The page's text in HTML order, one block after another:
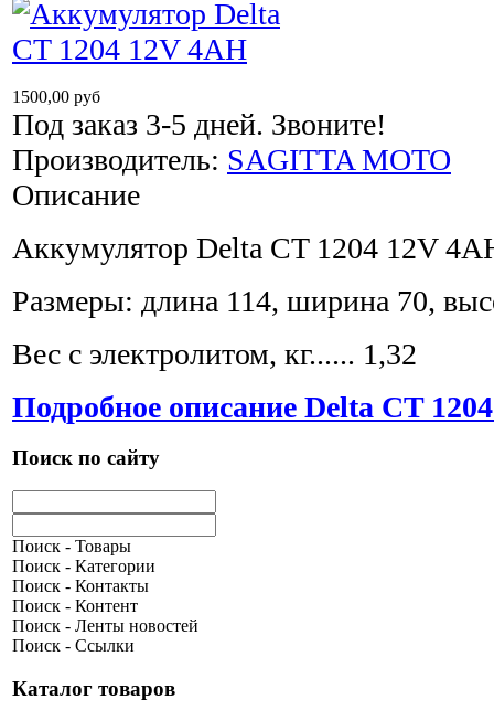
1500,00 руб
Под заказ 3-5 дней. Звоните!
Производитель: SAGITTA MOTO
Описание
Аккумулятор Delta CT 1204 12V
Размеры: длина 114, ширина 70,
Вес с электролитом, кг...... 1,32
Подробное описание Delta CT
Поиск по сайту
Поиск - Товары
Поиск - Категории
Поиск - Контакты
Поиск - Контент
Поиск - Ленты новостей
Поиск - Ссылки
Каталог товаров